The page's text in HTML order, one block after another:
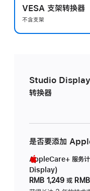
VESA 支架转换器
不含支架
Studio Display
转换器
是否要添加
AppleCare+ 服务
Display)
RMB 1,249 或